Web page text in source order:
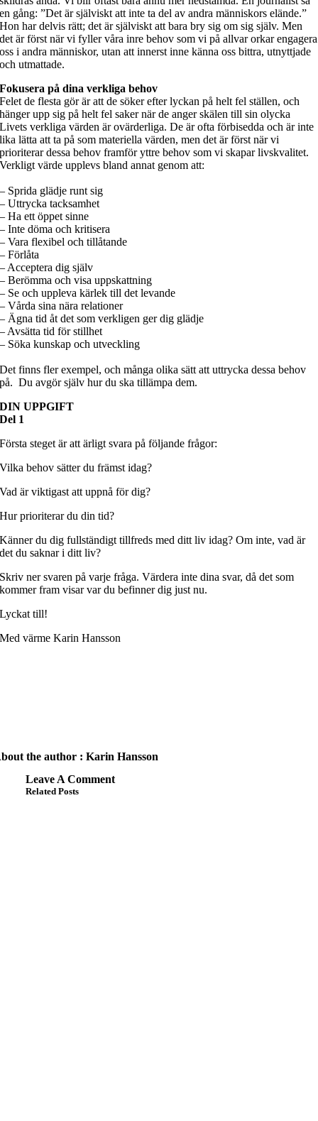
en gång: ”Det är själviskt att inte ta del av andra människors elände.”
Hon har delvis rätt; det är själviskt att bara bry sig om sig själv. Men
det är först när vi fyller våra inre behov som vi på allvar orkar engagera
oss i andra människor, utan att innerst inne känna oss bittra, utnyttjade
och utmattade.
Fokusera på dina verkliga behov
Felet de flesta gör är att de söker efter lyckan på helt fel ställen, och
hänger upp sig på helt fel saker när de anger skälen till sin olycka
Livets verkliga värden är ovärderliga. De är ofta förbisedda och är inte
lika lätta att ta på som materiella värden, men det är först när vi
prioriterar dessa behov framför yttre behov som vi skapar livskvalitet.
Verkligt värde upplevs bland annat genom att:
– Sprida glädje runt sig
– Uttrycka tacksamhet
– Ha ett öppet sinne
– Inte döma och kritisera
– Vara flexibel och tillåtande
– Förlåta
– Acceptera dig själv
– Berömma och visa uppskattning
– Se och uppleva kärlek till det levande
– Vårda sina nära relationer
– Ägna tid åt det som verkligen ger dig glädje
– Avsätta tid för stillhet
– Söka kunskap och utveckling
Det finns fler exempel, och många olika sätt att uttrycka dessa behov
på. Du avgör själv hur du ska tillämpa dem.
DIN UPPGIFT
Del 1
Första steget är att ärligt svara på följande frågor:
Vilka behov sätter du främst idag?
Vad är viktigast att uppnå för dig?
Hur prioriterar du din tid?
Känner du dig fullständigt tillfreds med ditt liv idag? Om inte, vad är
det du saknar i ditt liv?
Skriv ner svaren på varje fråga. Värdera inte dina svar, då det som
kommer fram visar var du befinner dig just nu.
Lyckat till!
Med värme Karin Hansson
the author : Karin Hansson
Leave A Comment
Related Posts